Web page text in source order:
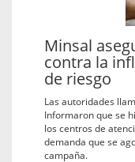
Minsal
contra la
de riesgo
Las autoridades
Informaron que se
los centros de
demanda que se
campaña.